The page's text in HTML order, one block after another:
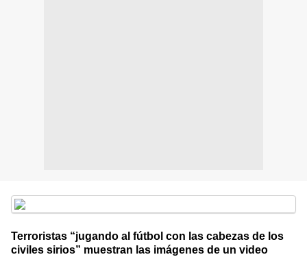
Terroristas “jugando al fútbol con las cabezas de los
civiles sirios” muestran las imágenes de un video